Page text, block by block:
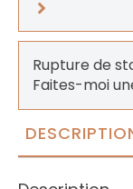
Rupture de
Faites-moi